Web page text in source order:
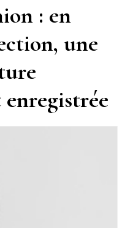
: en
une